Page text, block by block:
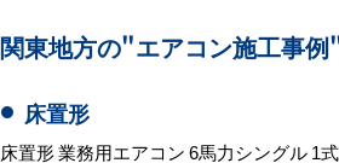
関東地方の"エアコン施工事例
床置形
床置形 業務用エアコン 6馬力シングル 1